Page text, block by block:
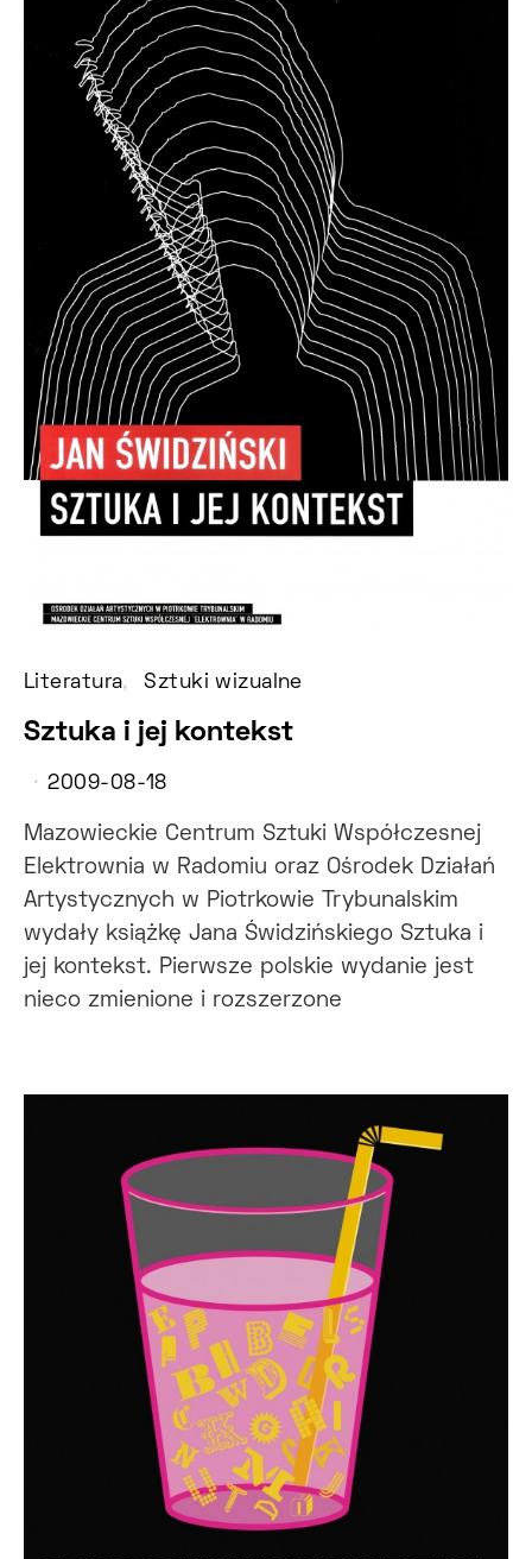
Literatura Sztuki wizualne
Sztuka i jej kontekst
2009-08-18
Mazowieckie Centrum Sztuki Współczesnej
Elektrownia w Radomiu oraz Ośrodek Działań
Artystycznych w Piotrkowie Trybunalskim
wydały książkę Jana Świdzińskiego Sztuka i
jej kontekst. Pierwsze polskie wydanie jest
nieco zmienione i rozszerzone